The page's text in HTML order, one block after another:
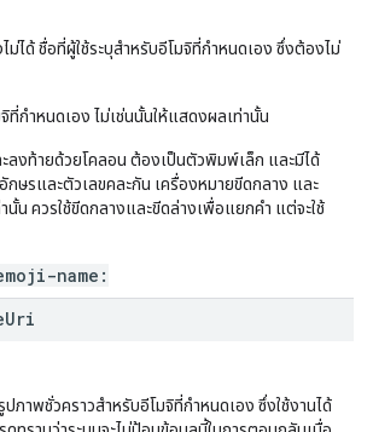
ม่ได้ ชื่อที่ผู้ใช้ระบุสำหรับอีโมจิที่กำหนดเอง ซึ่งต้องไม่
ที่กำหนดเอง ไม่เช่นนั้นให้แสดงผลเท่านั้น
ลงท้ายด้วยโคลอน ต้องเป็นตัวพิมพ์เล็ก และมีได้
กษรและตัวเลขคละกัน เครื่องหมายขีดกลาง และ
นั้น ควรใช้ขีดกลางและขีดล่างเพื่อแยกคำ แต่จะใช้
name:
Uri
ปภาพชั่วคราวสำหรับอีโมจิที่กำหนดเอง ซึ่งใช้งานได้